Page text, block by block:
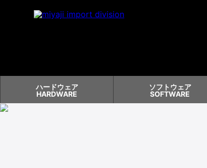
ハードウェア
HARDWARE
ソフトウェア
SOFTWARE